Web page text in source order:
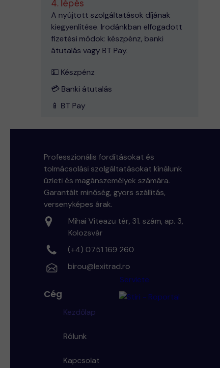
4. lépés
A nyújtott szolgáltatások díjának
kiegyenlítése. Irodánkban elfogadott
fizetési módok: készpénz, banki
átutalás vagy BT Pay.
💵 Készpénz
💳 Banki átutalás
📱 BT Pay
Serviete
(+4) 0751 169 260
birou@lexitrad.ro
Mihai Viteazu tér, 31. szám, ap. 3,
Kolozsvár
Professzionális fordításokat és
tolmácsolási szolgáltatásokat kínálunk
üzleti és magánszemélyek számára.
Garantált minőség, gyors szállítás,
versenyképes árak.
Cég
Kezdőlap
Rólunk
Kapcsolat